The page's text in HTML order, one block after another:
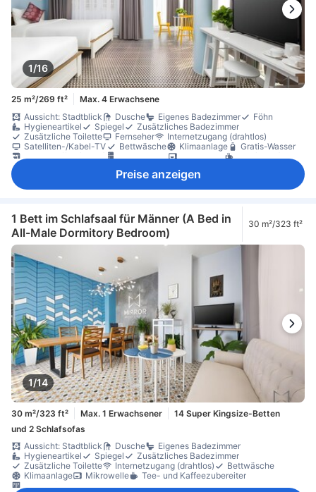
1/16
25 m²/269 ft²
Max. 4 Erwachsene
Aussicht: Stadtblick
Dusche Eigenes Badezimmer
Föhn
Hygieneartikel
Spiegel
Zusätzliches Badezimmer
Zusätzliche Toilette
Fernseher
Internetzugang (drahtlos)
Satelliten-/Kabel-TV
Bettwäsche Klimaanlage
Gratis-Wasser
Instantkaffee (gratis)
Kühlschrank Mikrowelle
Tee (gratis)
Waschmaschine
Preise anzeigen
1 Bett im Schlafsaal für Männer (A Bed in
All-Male Dormitory Bedroom)
30 m²/323 ft²
1/14
30 m²/323 ft² Max. 1 Erwachsener
14 Super Kingsize-Betten
und 2 Schlafsofas
Aussicht: Stadtblick
Dusche
Eigenes Badezimmer
Hygieneartikel
Spiegel
Zusätzliches Badezimmer
Zusätzliche Toilette
Internetzugang (drahtlos)
Bettwäsche
Klimaanlage
Mikrowelle
Tee- und Kaffeezubereiter
Schließfach